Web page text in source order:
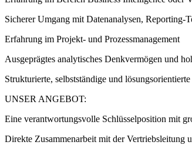
Sicherer Umgang mit Datenanalysen,
Erfahrung im Projekt- und Prozessmanagement
Ausgeprägtes analytisches Denkvermögen und
Strukturierte, selbstständige und
UNSER ANGEBOT:
Eine verantwortungsvolle Schlüsselposition mit
Direkte Zusammenarbeit mit der Vertriebsleitung